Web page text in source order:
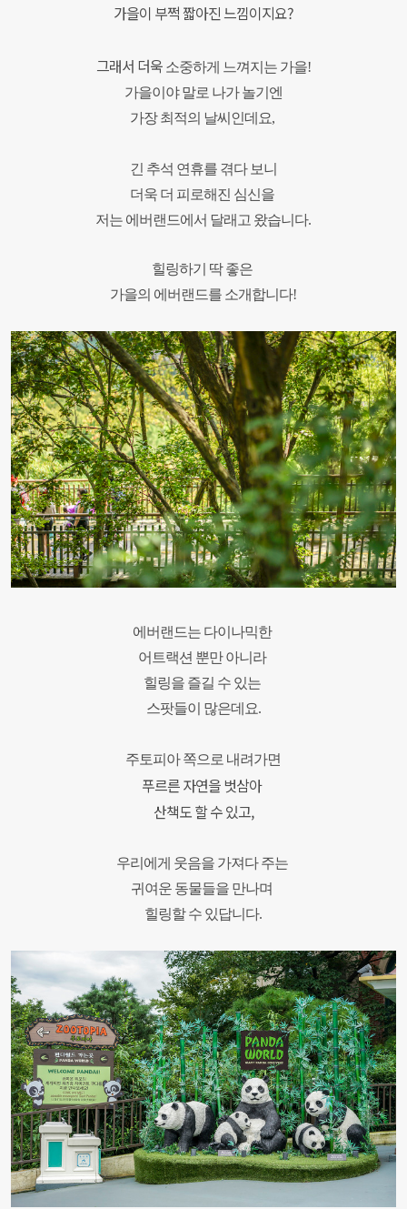
가을이 부쩍 짧아진 느낌이지요?
그래서 더욱 소중하게 느껴지는 가을!
가을이야 말로 나가 놀기엔
가장 최적의 날씨인데요,
긴 추석 연휴를 겪다 보니
더욱 더 피로해진 심신을
저는 에버랜드에서 달래고 왔습니다.
힐링하기 딱 좋은
가을의 에버랜드를 소개합니다!
에버랜드는 다이나믹한
어트랙션 뿐만 아니라
힐링을 즐길 수 있는
스팟들이 많은데요.
주토피아 쪽으로 내려가면
푸르른 자연을 벗삼아
산책도 할 수 있고,
우리에게 웃음을 가져다 주는
귀여운 동물들을 만나며
힐링할 수 있답니다.